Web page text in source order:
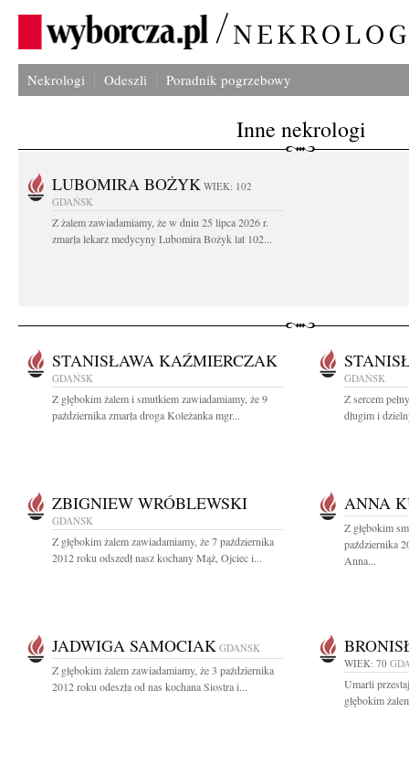
Nekrologi Odeszli Poradnik pogrzebowy
Inne nekrologi
LUBOMIRA BOŻYK WIEK: 102
GDAŃSK
Z żalem zawiadamiamy, że w dniu 25 lipca 2026 r.
zmarła lekarz medycyny Lubomira Bożyk lat 102...
STANISŁAWA KAŹMIERCZAK
GDAŃSK
Z głębokim żalem i smutkiem zawiadamiamy, że 9
października zmarła droga Koleżanka mgr...
GDAŃSK
Z sercem
długim i
ZBIGNIEW WRÓBLEWSKI
GDAŃSK
Z głębokim żalem zawiadamiamy, że 7 października
2012 roku odszedł nasz kochany Mąż, Ojciec i...
ANNA
Z głębokim
października
Anna...
JADWIGA SAMOCIAK GDAŃSK
Z głębokim żalem zawiadamiamy, że 3 października
2012 roku odeszła od nas kochana Siostra i...
WIEK: 70
Umarli
głębokim